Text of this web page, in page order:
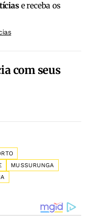
e receba os
com seus
MUSSURUNGA